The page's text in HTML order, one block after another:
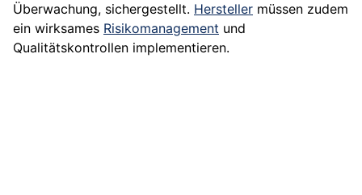
Überwachung, sichergestellt. Hersteller müssen zudem
ein wirksames Risikomanagement und
Qualitätskontrollen implementieren.